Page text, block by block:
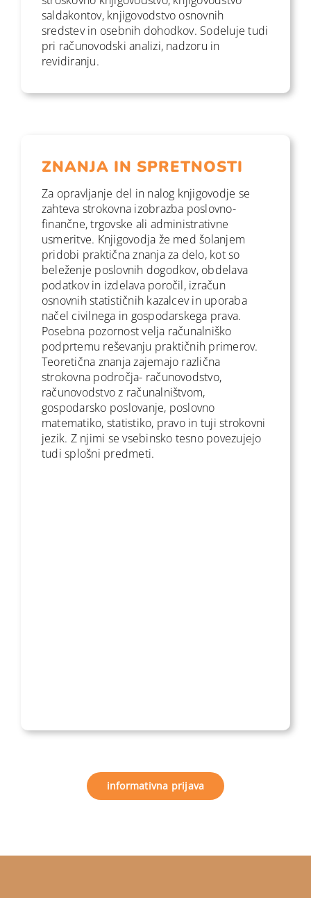
saldakontov, knjigovodstvo osnovnih
sredstev in osebnih dohodkov. Sodeluje tudi
pri računovodski analizi, nadzoru in
revidiranju.
ZNANJA IN SPRETNOSTI
Za opravljanje del in nalog knjigovodje se
zahteva strokovna izobrazba poslovno-
finančne, trgovske ali administrativne
usmeritve. Knjigovodja že med šolanjem
pridobi praktična znanja za delo, kot so
beleženje poslovnih dogodkov, obdelava
podatkov in izdelava poročil, izračun
osnovnih statističnih kazalcev in uporaba
načel civilnega in gospodarskega prava.
Posebna pozornost velja računalniško
podprtemu reševanju praktičnih primerov.
Teoretična znanja zajemajo različna
strokovna področja- računovodstvo,
računovodstvo z računalništvom,
gospodarsko poslovanje, poslovno
matematiko, statistiko, pravo in tuji strokovni
jezik. Z njimi se vsebinsko tesno povezujejo
tudi splošni predmeti.
informativna prijava